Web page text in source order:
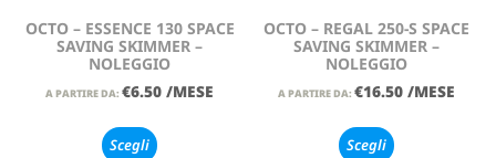
OCTO – ESSENCE 130 SPACE
SAVING SKIMMER –
NOLEGGIO
A PARTIRE DA: €6.50 /MESE
Scegli
OCTO – REGAL 250-S SPACE
SAVING SKIMMER –
NOLEGGIO
A PARTIRE DA: €16.50 /MESE
Scegli